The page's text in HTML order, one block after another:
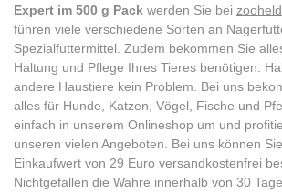
Expert im 500 g Pack werden Sie bei
führen viele verschiedene Sorten an
Spezialfuttermittel. Zudem bekommen Sie
Haltung und Pflege Ihres Tieres benötigen.
andere Haustiere kein Problem. Bei uns
alles für Hunde, Katzen, Vögel, Fische und
einfach in unserem Onlineshop um und
unseren vielen Angeboten. Bei uns können
Einkaufwert von 29 Euro versandkostenfrei
Nichtgefallen die Wahre innerhalb von 30